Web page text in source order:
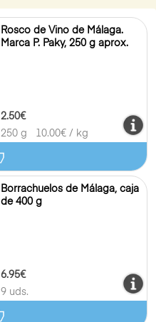
Rosco de Vino de Málaga.
Marca P. Paky, 250 g aprox.
2.50€
250 g
10.00€ / kg
Borrachuelos de Málaga, caja
de 400 g
6.95€
9 uds.